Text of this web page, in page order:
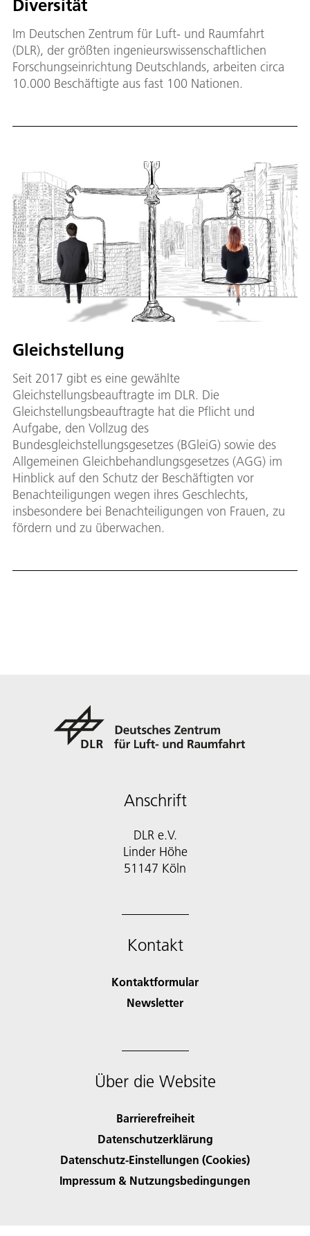
Diversität
Im Deutschen Zentrum für Luft- und Raumfahrt
(DLR), der größten ingenieurswissenschaftlichen
Forschungseinrichtung Deutschlands, arbeiten circa
10.000 Beschäftigte aus fast 100 Nationen.
Gleichstellung
Seit 2017 gibt es eine gewählte
Gleichstellungsbeauftragte im DLR. Die
Gleichstellungsbeauftragte hat die Pflicht und
Aufgabe, den Vollzug des
Bundesgleichstellungsgesetzes (BGleiG) sowie des
Allgemeinen Gleichbehandlungsgesetzes (AGG) im
Hinblick auf den Schutz der Beschäftigten vor
Benachteiligungen wegen ihres Geschlechts,
insbesondere bei Benachteiligungen von Frauen, zu
fördern und zu überwachen.
Anschrift
DLR e.V.
Linder Höhe
51147 Köln
Kontakt
Kontaktformular
Newsletter
Über die Website
Barrierefreiheit
Datenschutzerklärung
Datenschutz-Einstellungen (Cookies)
Impressum & Nutzungsbedingungen